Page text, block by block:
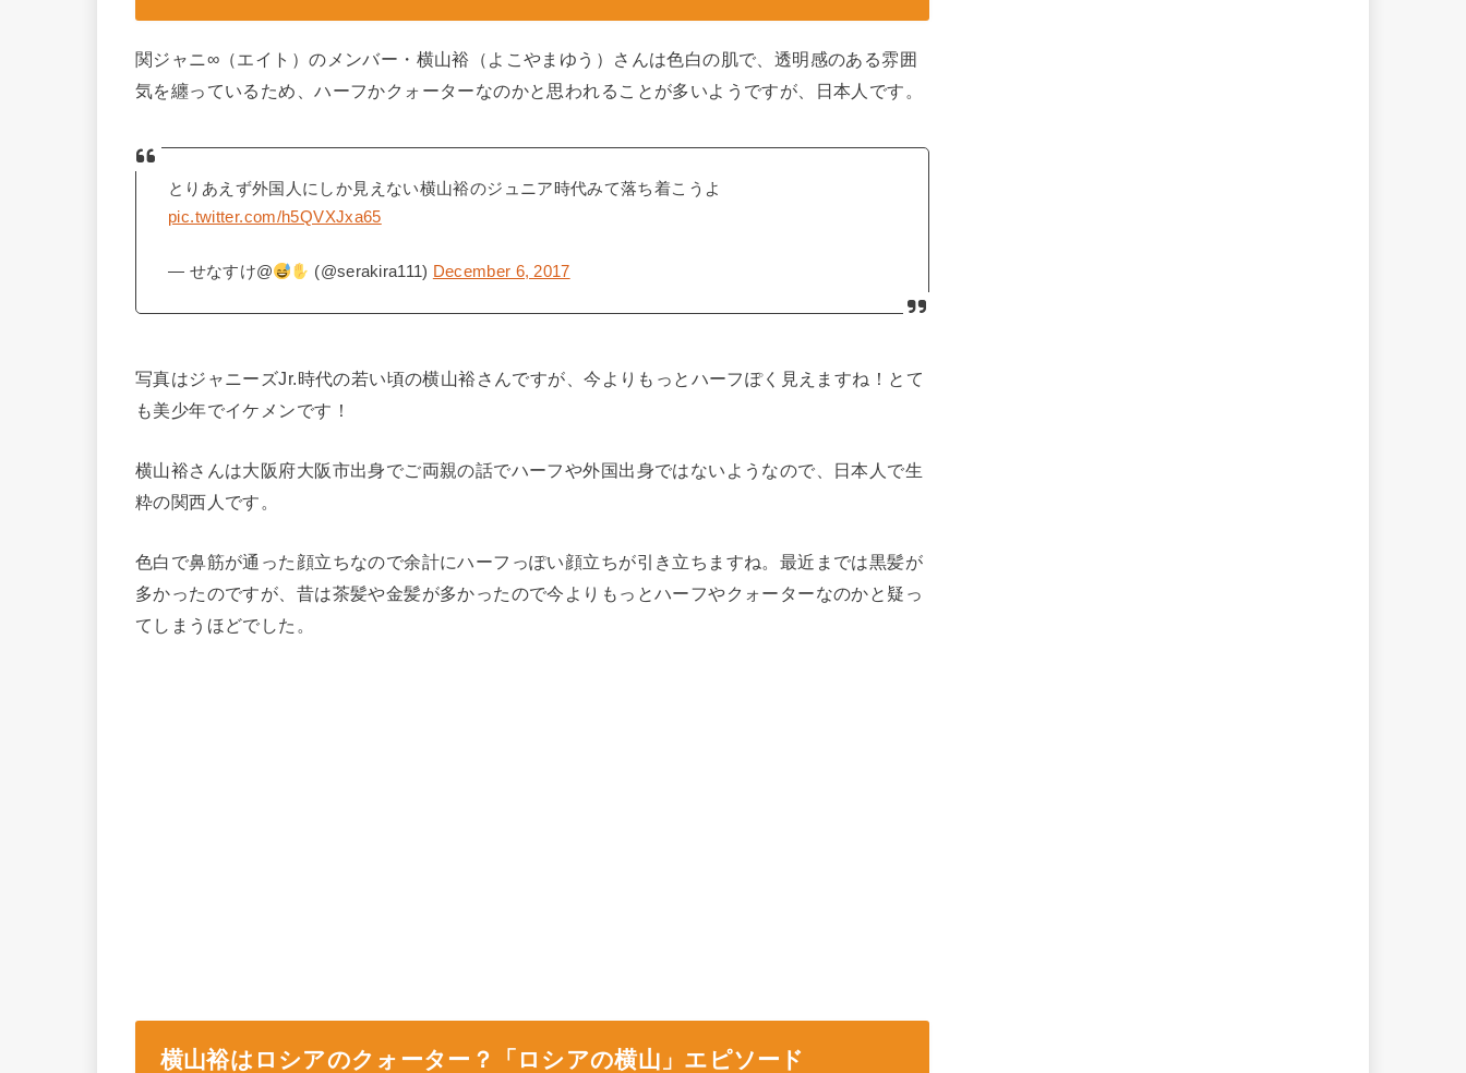
関ジャニ∞（エイト）のメンバー・横山裕（よこやまゆう）さんは色白の肌で、透明感のある雰囲
気を纏っているため、ハーフかクォーターなのかと思われることが多いようですが、日本人です。
とりあえず外国人にしか見えない横山裕のジュニア時代みて落ち着こうよ
pic.twitter.com/h5QVXJxa65
— せなすけ@ (@serakira111) December 6, 2017
写真はジャニーズJr.時代の若い頃の横山裕さんですが、今よりもっとハーフぽく見えますね！とて
も美少年でイケメンです！
横山裕さんは大阪府大阪市出身でご両親の話でハーフや外国出身ではないようなので、日本人で生
粋の関西人です。
色白で鼻筋が通った顔立ちなので余計にハーフっぽい顔立ちが引き立ちますね。最近までは黒髪が
多かったのですが、昔は茶髪や金髪が多かったので今よりもっとハーフやクォーターなのかと疑っ
てしまうほどでした。
横山裕はロシアのクォーター？「ロシアの横山」エピソード